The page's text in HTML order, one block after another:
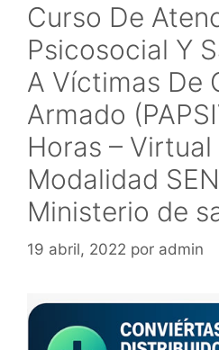
Curso De
Psicosocial Y
A Víctimas De
Armado
Horas – Virtual
Modalidad
Ministerio de
19 abril, 2022 por admin